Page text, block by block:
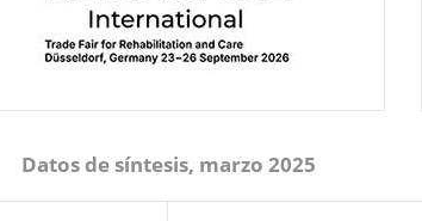
Datos de síntesis, marzo 2025